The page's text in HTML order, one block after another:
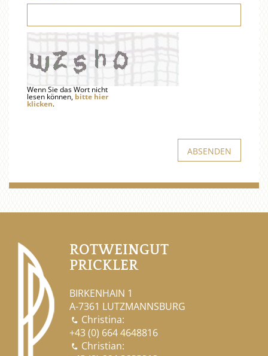
Wenn Sie das Wort nicht
lesen können, bitte hier
klicken.
ROTWEINGUT
PRICKLER
BIRKENHAIN 1
A-7361 LUTZMANNSBURG
 Christina:
+43 (0) 664 4648816
 Christian: